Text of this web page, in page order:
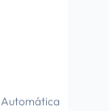
Automática